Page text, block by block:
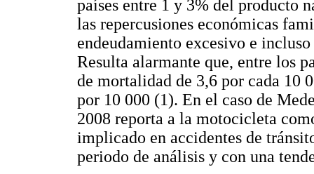
países entre 1 y 3% del producto
las repercusiones económicas
endeudamiento excesivo e
Resulta alarmante que, entre los
de mortalidad de 3,6 por cada 10
por 10 000 (1). En el caso de
2008 reporta a la motocicleta
implicado en accidentes de
periodo de análisis y con una